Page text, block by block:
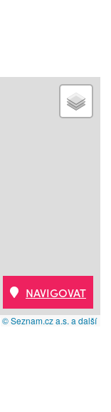
© Seznam.cz a.s. a další
NAVIGOVAT